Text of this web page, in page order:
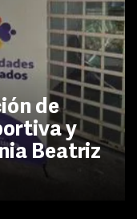
de
y
Beatriz